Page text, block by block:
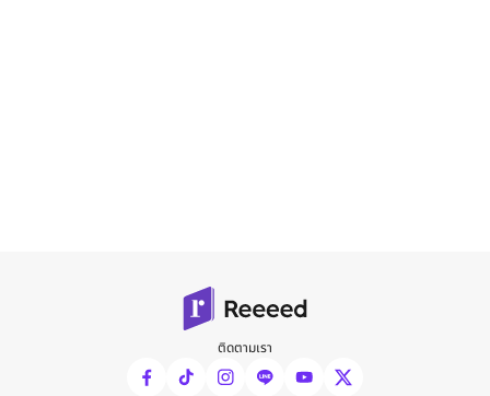
ติดตามเรา